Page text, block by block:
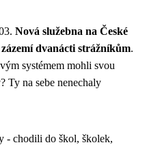
Nová služebna na České
dvanácti strážníkům.
systémem mohli svou
Ty na sebe nenechaly
- chodili do škol, školek,